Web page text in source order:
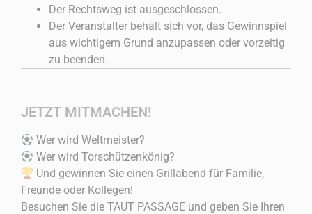
Der Rechtsweg ist ausgeschlossen.
Der Veranstalter behält sich vor, das Gewinnspiel
aus wichtigem Grund anzupassen oder vorzeitig
zu beenden.
JETZT MITMACHEN!
Wer wird Weltmeister?
Wer wird Torschützenkönig?
Und gewinnen Sie einen Grillabend für Familie,
Freunde oder Kollegen!
Besuchen Sie die TAUT PASSAGE und geben Sie Ihren